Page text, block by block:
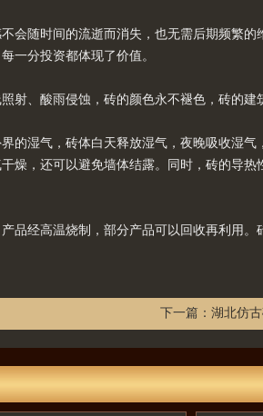
随时间的流逝而消失，也无需后期频繁的
一分投资都体现了价值。
、酸雨侵蚀，砖的颜色永不褪色，砖的建
湿气，砖体白天释放湿气，夜晚吸收湿气
燥，还可以避免墙体结露。同时，砖的导热
经高温烧制，部分产品可以回收再利用。
下一篇： 湖北仿